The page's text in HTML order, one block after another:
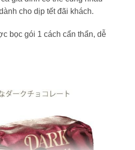
cho dịp tết đãi khách.
bọc gói 1 cách cẩn thẩn, dễ